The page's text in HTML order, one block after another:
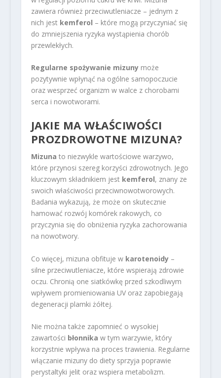
zawiera również przeciwutleniacze – jednym z
nich jest kemferol – które mogą przyczyniać się
do zmniejszenia ryzyka wystąpienia chorób
przewlekłych.
Regularne spożywanie mizunymoże
pozytywnie wpłynąć na ogólne samopoczucie
oraz wesprzeć organizm w walce z chorobami
serca i nowotworami.
JAKIE MAWŁAŚCIWOŚCI
PROZDROWOTNE MIZUNA?
Mizuna to niezwykle wartościowe warzywo,
które przynosi szereg korzyści zdrowotnych. Jego
kluczowym składnikiem jest kemferol, znany ze
swoich właściwości przeciwnowotworowych.
Badania wykazują, że może on skutecznie
hamować rozwój komórek rakowych, co
przyczynia się do obniżenia ryzyka zachorowania
na nowotwory.
Co więcej, mizuna obfituje w karotenoidy–
silne przeciwutleniacze, które wspierają zdrowie
oczu. Chronią one siatkówkę przed szkodliwym
wpływem promieniowania UV oraz zapobiegają
degeneracji plamki żółtej.
Nie można także zapomnieć o wysokiej
zawartości błonnika w tym warzywie, który
korzystnie wpływa na proces trawienia. Regularne
włączanie mizuny do diety sprzyja poprawie
perystaltyki jelit oraz wspiera metabolizm.